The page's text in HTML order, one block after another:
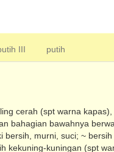
III putih
cerah (spt warna
bahagian bawahnya
bersih, murni, suci; ~
kekuning-kuningan (spt